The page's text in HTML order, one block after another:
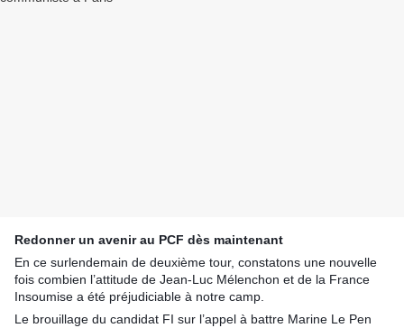
Redonner un avenir au PCF dès maintenant
En ce surlendemain de deuxième tour, constatons une nouvelle
fois combien l’attitude de Jean-Luc Mélenchon et de la France
Insoumise a été préjudiciable à notre camp.
Le brouillage du candidat FI sur l’appel à battre Marine Le Pen